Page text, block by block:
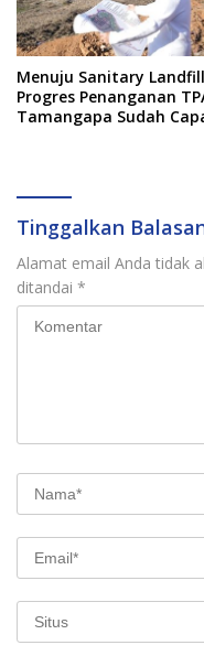
Menuju Sanitary
Progres Penanganan
Tamangapa Sudah
Tinggalkan
Alamat email Anda tidak
ditandai *